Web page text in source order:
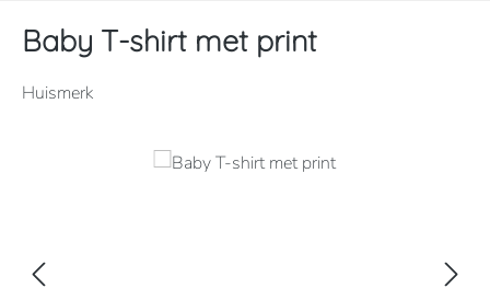
Baby T-shirt met print
Huismerk
Afbeeldingengalerij overslaan